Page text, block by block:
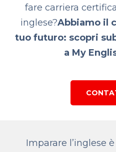
fare carriera
inglese?Abbiamo il
tuo futuro: scopri
a My
Imparare l’inglese